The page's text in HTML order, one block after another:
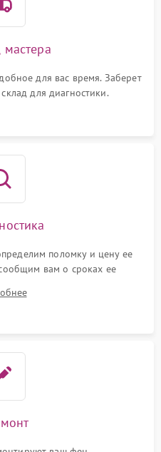
для вас время. Заберет
для диагностики.
поломку и цену ее
вам о сроках ее